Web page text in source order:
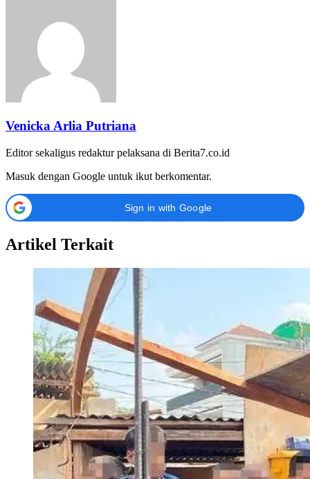
Venicka Arlia Putriana
Editor sekaligus redaktur pelaksana di Berita7.co.id
Masuk dengan Google untuk ikut berkomentar.
Sign in with Google
Artikel Terkait